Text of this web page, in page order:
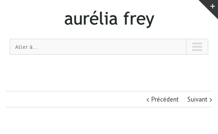
Aller à...
Précédent Suivant